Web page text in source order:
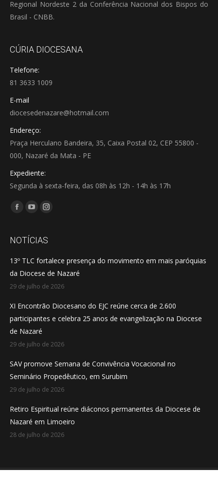
Regional Nordeste 2 da Conferência Nacional dos Bispos do
Brasil - CNBB.
CÚRIA DIOCESANA
Telefone:
81 3633 1009
E-mail
diocesedenazare@hotmail.com
Endereço:
Praça Herculano Bandeira, 35, Caixa Postal 02, CEP 55800 -
000, Nazaré da Mata - PE
Expediente:
Segunda à sexta-feira, das 08h às 12h - 14h às 17h
Encontre-nos em:
Facebook
opens
new
window
YouTube
opens
new
window
Instagram
opens
new
window
NOTÍCIAS
13º TLC fortalece presença do movimento em mais paróquias
da Diocese de Nazaré
29 de julho de 2026
XI Encontrão Diocesano do EJC reúne cerca de 2.600
participantes e celebra 25 anos de evangelização na Diocese
de Nazaré
29 de julho de 2026
SAV promove Semana de Convivência Vocacional no
Seminário Propedêutico, em Surubim
29 de julho de 2026
Retiro Espiritual reúne diáconos permanentes da Diocese de
Nazaré em Limoeiro
28 de julho de 2026